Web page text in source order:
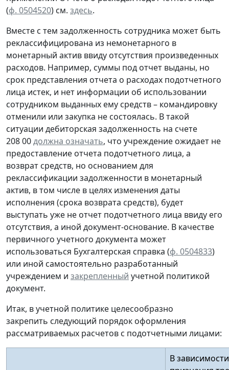
(ф. 0504520) см. здесь.
Вместе с тем задолженность сотрудника может быть
реклассифицирована из немонетарного в
монетарный актив ввиду отсутствия произведенных
расходов. Например, суммы под отчет выданы, но
срок представления отчета о расходах подотчетного
лица истек, и нет информации об использовании
сотрудником выданных ему средств – командировку
отменили или закупка не состоялась. В такой
ситуации дебиторская задолженность на счете
208 00должна означать, что учреждение ожидает не
предоставление отчета подотчетного лица, а
возврат средств, но основанием для
реклассификации задолженности в монетарный
актив, в том числе в целях изменения даты
исполнения (срока возврата средств), будет
выступать уже не отчет подотчетного лица ввиду его
отсутствия, а иной документ-основание. В качестве
первичного учетного документа может
использоваться Бухгалтерская справка (ф. 0504833)
или иной самостоятельно разработанный
учреждением и закрепленный учетной политикой
документ.
Итак, в учетной политике целесообразно
закрепить следующий порядок оформления
рассматриваемых расчетов с подотчетными лицами:
В